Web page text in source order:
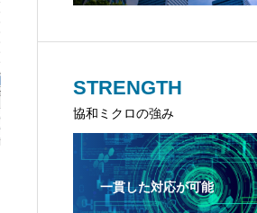
STRENGTH
協和ミクロの強み
一貫した対応が可能